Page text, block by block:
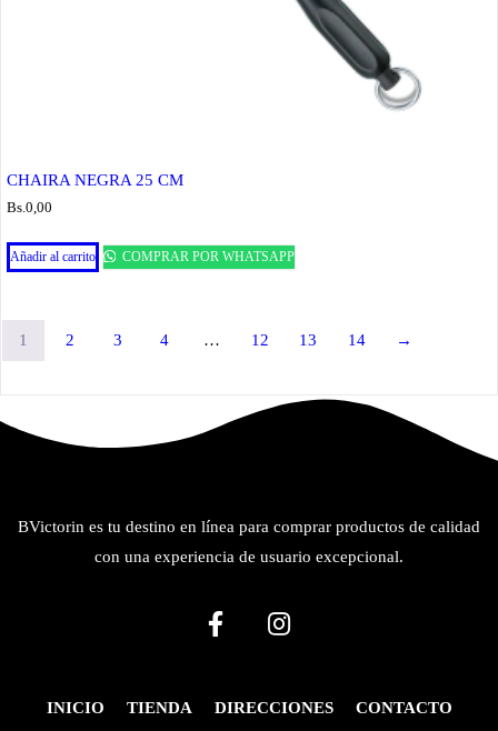
CHAIRA NEGRA 25 CM
Bs.0,00
Añadir al carrito COMPRAR POR WHATSAPP
1 2 3 4 … 12 13 14 →
BVictorin es tu destino en línea para comprar productos de calidad
con una experiencia de usuario excepcional.
INICIO TIENDA DIRECCIONES CONTACTO